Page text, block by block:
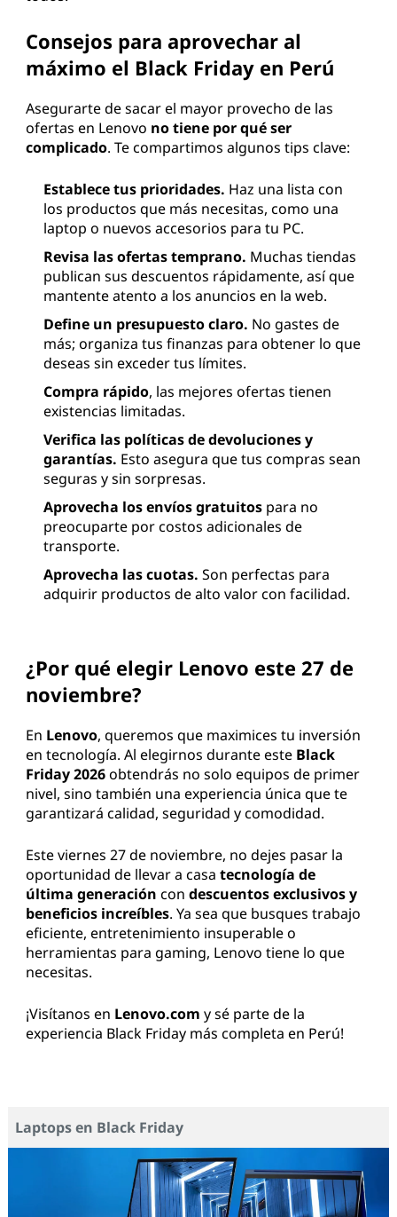
Consejos para aprovechar al
máximo el Black Friday en Perú
Asegurarte de sacar el mayor provecho de las
ofertas en Lenovo no tiene por qué ser
complicado. Te compartimos algunos tips clave:
Establece tus prioridades. Haz una lista con
los productos que más necesitas, como una
laptop o nuevos accesorios para tu PC.
Revisa las ofertas temprano. Muchas tiendas
publican sus descuentos rápidamente, así que
mantente atento a los anuncios en la web.
Define un presupuesto claro. No gastes de
más; organiza tus finanzas para obtener lo que
deseas sin exceder tus límites.
Compra rápido, las mejores ofertas tienen
existencias limitadas.
Verifica las políticas de devoluciones y
garantías. Esto asegura que tus compras sean
seguras y sin sorpresas.
Aprovecha los envíos gratuitospara no
preocuparte por costos adicionales de
transporte.
Aprovecha las cuotas. Son perfectas para
adquirir productos de alto valor con facilidad.
¿Por qué elegir Lenovo este 27 de
noviembre?
En Lenovo, queremos que maximices tu inversión
en tecnología. Al elegirnos durante este Black
Friday 2026obtendrás no solo equipos de primer
nivel, sino también una experiencia única que te
garantizará calidad, seguridad y comodidad.
Este viernes 27 de noviembre, no dejes pasar la
oportunidad de llevar a casa tecnología de
última generación con descuentos exclusivos y
beneficios increíbles. Ya sea que busques trabajo
eficiente, entretenimiento insuperable o
herramientas para gaming, Lenovo tiene lo que
necesitas.
¡Visítanos en Lenovo.com y sé parte de la
experiencia Black Friday más completa en Perú!
Laptops en Black Friday